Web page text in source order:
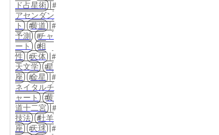
ド占星術
アセンダン
ト
黄道
予測
チャ
ート
相
性
天体
天文学
星
座
金星
ネイタルチ
ャート
黄
道十二宮
技法
牡羊
座
天球